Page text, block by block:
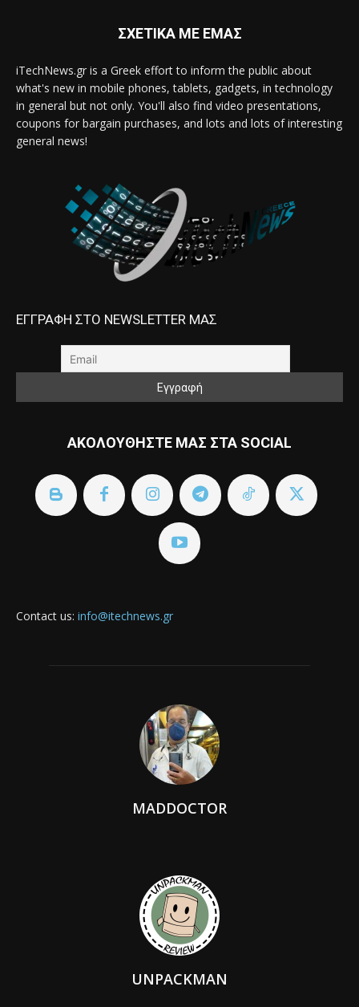
ΣΧΕΤΙΚΑ ΜΕ ΕΜΑΣ
iTechNews.gr is a Greek effort to inform the public about
what's new in mobile phones, tablets, gadgets, in technology
in general but not only. You'll also find video presentations,
coupons for bargain purchases, and lots and lots of interesting
general news!
ΕΓΓΡΑΦΗ ΣΤΟ NEWSLETTER ΜΑΣ
ΑΚΟΛΟΥΘΗΣΤΕ ΜΑΣ ΣΤΑ SOCIAL
Contact us: info@itechnews.gr
MADDOCTOR
UNPACKMAN